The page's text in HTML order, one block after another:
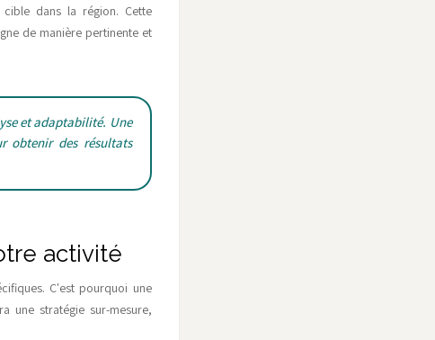
dans la région. Cette
de manière pertinente et
et adaptabilité. Une
obtenir des résultats
activité
C'est pourquoi une
une stratégie sur-mesure,